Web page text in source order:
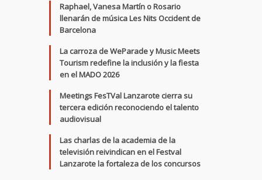
Raphael, Vanesa Martín o Rosario
llenarán de música Les Nits Occident de
Barcelona
La carroza de WeParade y Music Meets
Tourism redefine la inclusión y la fiesta
en el MADO 2026
Meetings FesTVal Lanzarote cierra su
tercera edición reconociendo el talento
audiovisual
Las charlas de la academia de la
televisión reivindican en el Festval
Lanzarote la fortaleza de los concursos